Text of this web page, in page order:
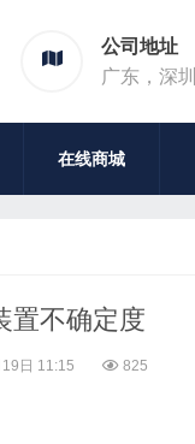
公司地址
广东，深圳
在线商城
置不确定度
日 11:15 825